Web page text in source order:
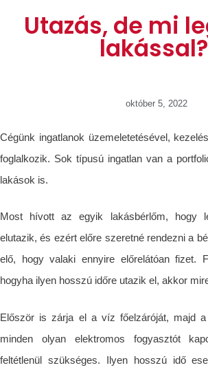
Utazás, de mi
lakással?
október 5, 2022
Cégünk ingatlanok üzemeletetésével,
foglalkozik. Sok típusú ingatlan van a
lakások is.
Most hívott az egyik lakásbérlőm, hogy
elutazik, és ezért előre szeretné rendezni a
elő, hogy valaki ennyire előrelátóan fizet.
hogyha ilyen hosszú időre utazik el, akkor
Először is zárja el a víz főelzáróját, majd
minden olyan elektromos fogyasztót
feltétlenül szükséges. Ilyen hosszú idő